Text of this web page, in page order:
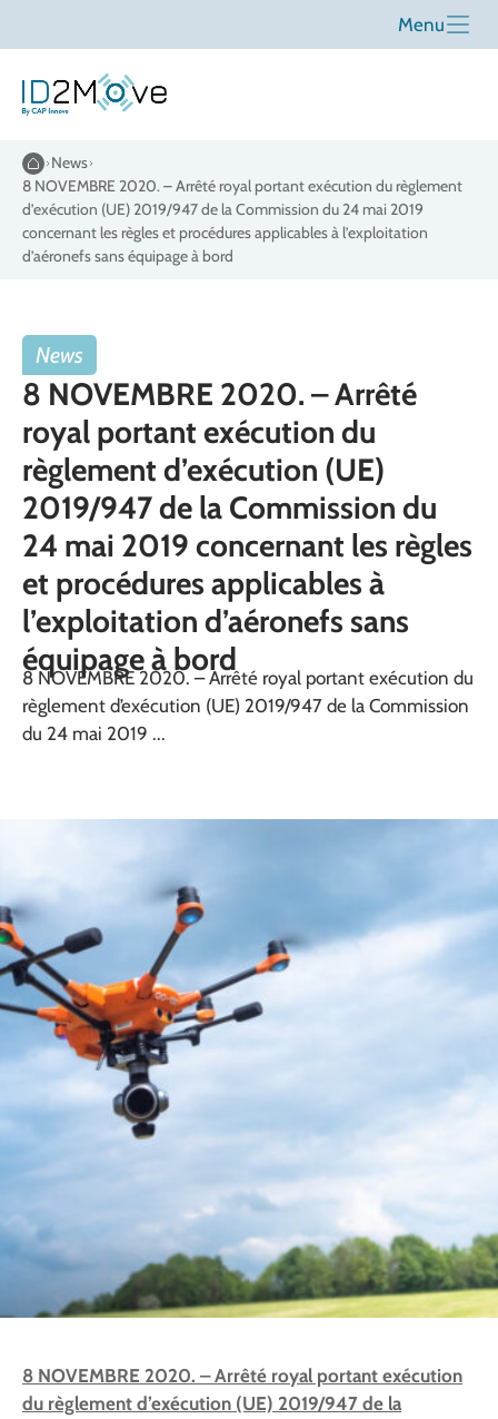
Menu
News
8 NOVEMBRE 2020. – Arrêté royal portant exécution du règlement
d’exécution (UE) 2019/947 de la Commission du 24 mai 2019
concernant les règles et procédures applicables à l’exploitation
d’aéronefs sans équipage à bord
News
8 NOVEMBRE 2020. – Arrêté
royal portant exécution du
règlement d’exécution (UE)
2019/947 de la Commission du
24 mai 2019 concernant les règles
et procédures applicables à
l’exploitation d’aéronefs sans
équipage à bord
8 NOVEMBRE 2020. – Arrêté royal portant exécution du
règlement d’exécution (UE) 2019/947 de la Commission
du 24 mai 2019 ...
8 NOVEMBRE 2020. – Arrêté royal portant exécution
du règlement d’exécution (UE) 2019/947 de la